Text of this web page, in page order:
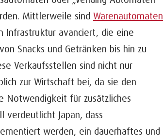
Mittlerweile sind Warenautomaten
Infrastruktur avanciert, die eine
Snacks und Getränken bis hin zu
Verkaufsstellen sind nicht nur
zur Wirtschaft bei, da sie den
Notwendigkeit für zusätzliches
verdeutlicht Japan, dass
werden, ein dauerhaftes und